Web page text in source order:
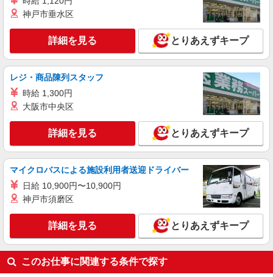
神戸市垂水区
詳細を見る とりあえずキープ
レジ・商品陳列スタッフ
時給 1,300円
大阪市中央区
詳細を見る とりあえずキープ
マイクロバスによる施設利用者送迎ドライバー
日給 10,900円〜10,900円
神戸市須磨区
詳細を見る とりあえずキープ
このお仕事に関連する条件で探す